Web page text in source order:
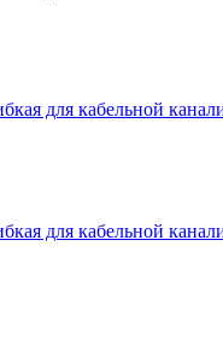
для кабельной
для кабельной